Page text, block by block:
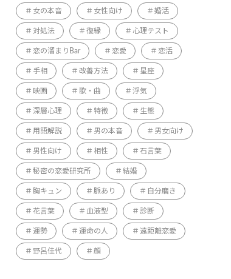
女の本音 女性向け 婚活
対処法 復縁 心理テスト
恋の溜まりBar 恋愛 恋活
手相 改善方法 星座
映画 歌・曲 浮気
深層心理 特徴 生態
用語解説 男の本音 男女向け
男性向け 相性 石言葉
秘密の恋愛研究所 結婚
胸キュン 脈あり 自分磨き
花言葉 血液型 診断
運勢 運命の人 遠距離恋愛
野呂佳代 顔